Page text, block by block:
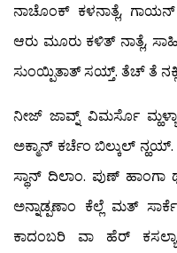
ನಾಚೊಂಕ್ ಕಳನಾತ್ಲೆ,
ಆರು ಮೂರು ಕಳಿತ್ ನಾತ್ಲೆ,
ಸುಂಯ್ಪಿತಾತ್ ಸಯ್ತ್. ತೆಚ್ ತೆ
ನೀಜ್ ಜಾವ್ನ್ ವಿಮರ್ಸೊ
ಅಕ್ಮಾನ್ ಕರ್ಚೆಂ ಬಿಲ್ಕುಲ್
ಸ್ಥಾನ್ ದಿಲಾಂ. ಪುಣ್
ಅನ್ನಾಡ್ಪಣಾಂ ಕೆಲ್ಲೆ ಮತ್
ಕಾದಂಬರಿ ವಾ ಹೆರ್